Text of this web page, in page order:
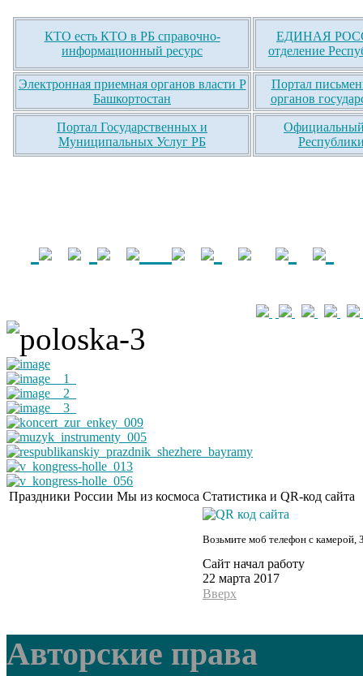
КТО есть КТО в РБ справочно-
информационный ресурс
ЕДИНАЯ
отделение
Электронная приемная органов власти Р
Башкортостан
Портал
органов
Портал Государственных и
Муниципальных Услуг РБ
Официальный
Праздники России Мы из космоса Статистика и QR-код сайта
Возьмите моб телефон с камерой,
Сайт начал работу
22 марта 2017
Вверх
Авторские права